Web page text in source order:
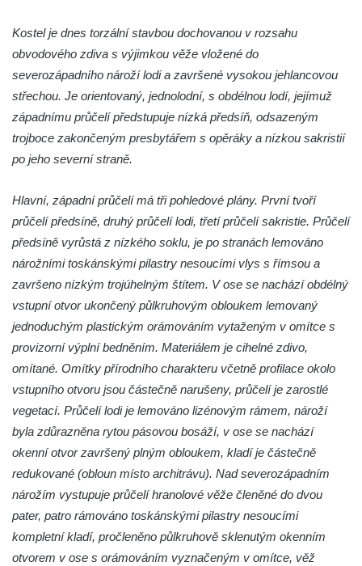
Kostel Nejsvětější Trojice v Klášterci nad
Ohří
Evangelická modlitebna u autobusového
nádraží v Dubé
Hřbitovní kaple ve Velkém Šenově
Kaple svaté Apolónie v Cítolibech
Márnice na hřbitově v Chlumčanech
Kostel svatého Klementa ve Chlumčanech
Kaple svatého Václava ve Vlčí
Kaple svatého Floriána ve Veltěži
Kaple Panny Marie Růžencové na návsi v
Konětopech
Výklenková kaple u silnice jižně od Hřivic
Kostel svatého Jakuba ve Hřivicích
Kaple svatého Vavřince na návsi v
Touchovicích
Kaple svatého Rocha na zvířecím hřbitově v
Kostel je dnes torzální stavbou dochovanou v rozsahu
obvodového zdiva s výjimkou věže vložené do
severozápadního nároží lodi a završené vysokou jehlancovou
střechou. Je orientovaný, jednolodní, s obdélnou lodí, jejímuž
západnímu průčelí předstupuje nízká předsíň, odsazeným
trojboce zakončeným presbytářem s opěráky a nízkou sakristií
po jeho severní straně.
Hlavní, západní průčelí má tři pohledové plány. První tvoří
průčelí předsíně, druhý průčelí lodi, třetí průčelí sakristie. Průčelí
předsíně vyrůstá z nízkého soklu, je po stranách lemováno
nárožními toskánskými pilastry nesoucími vlys s římsou a
završeno nízkým trojúhelným štítem. V ose se nachází obdélný
vstupní otvor ukončený půlkruhovým obloukem lemovaný
jednoduchým plastickým orámováním vytaženým v omítce s
provizorní výplní bedněním. Materiálem je cihelné zdivo,
omítané. Omítky přírodního charakteru včetně profilace okolo
vstupního otvoru jsou částečně narušeny, průčelí je zarostlé
vegetací. Průčelí lodi je lemováno lizénovým rámem, nároží
byla zdůrazněna rytou pásovou bosáží, v ose se nachází
okenní otvor završený plným obloukem, kladí je částečně
redukované (obloun místo architrávu). Nad severozápadním
nárožím vystupuje průčelí hranolové věže členěné do dvou
pater, patro rámováno toskánskými pilastry nesoucími
kompletní kladí, pročleněno půlkruhově sklenutým okenním
otvorem v ose s orámováním vyznačeným v omítce, věž